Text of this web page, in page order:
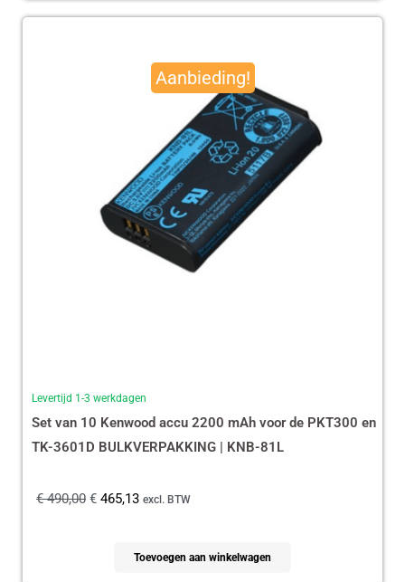
Aanbieding!
Levertijd 1-3 werkdagen
Set van 10 Kenwood accu 2200 mAh voor de PKT300 en
TK-3601D BULKVERPAKKING | KNB-81L
€490,00 € 465,13 excl. BTW
Toevoegen aan winkelwagen